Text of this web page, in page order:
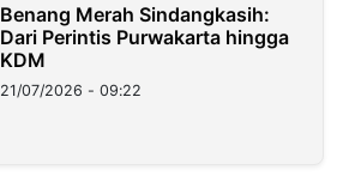
Benang Merah Sindangkasih:
Dari Perintis Purwakarta hingga
KDM
21/07/2026 - 09:22